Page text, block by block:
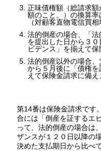
正味債権額（総請求
額のこと。）の換算
（対顧客直物電信買
法的倒産の場合、「法
を提出した日から３
ビデンス」を揃えて
法的倒産以外の場合
から５月後に「債権
えて保険金請求に備え
第14番は保険金請求です
合には「倒産を証するエ
って、法的倒産の場合は
ザンスが１２０日以降の
決めた支払期日から比べ